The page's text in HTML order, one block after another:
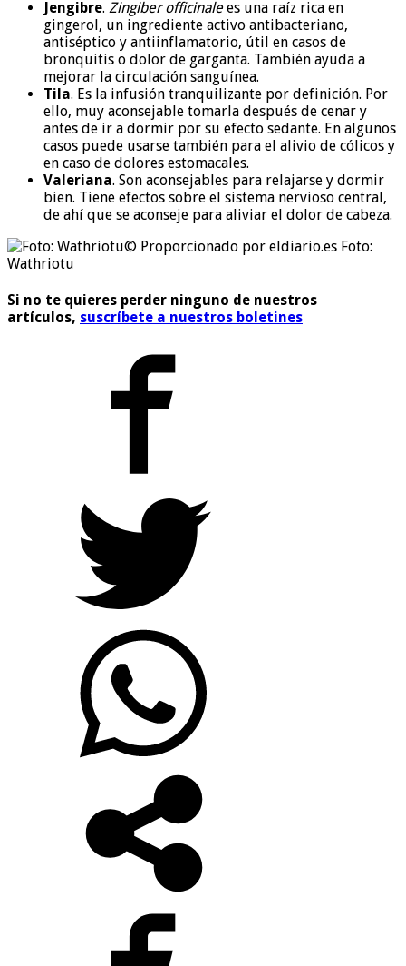
Jengibre. Zingiber officinalees una raíz rica en
gingerol, un ingrediente activo antibacteriano,
antiséptico y antiinflamatorio, útil en casos de
bronquitis o dolor de garganta. También ayuda a
mejorar la circulación sanguínea.
Tila. Es la infusión tranquilizante por definición. Por
ello, muy aconsejable tomarla después de cenar y
antes de ir a dormir por su efecto sedante. En algunos
casos puede usarse también para el alivio de cólicos y
en caso de dolores estomacales.
Valeriana. Son aconsejables para relajarse y dormir
bien. Tiene efectos sobre el sistema nervioso central,
de ahí que se aconseje para aliviar el dolor de cabeza.
© Proporcionado por eldiario.es Foto:
Wathriotu
Si no te quieres perder ninguno de nuestros
artículos, suscríbete a nuestros boletines